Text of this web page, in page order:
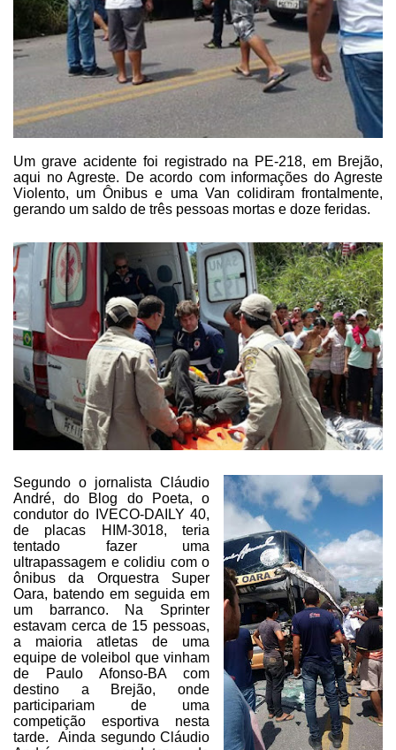
Um grave acidente foi registrado na PE-218, em Brejão,
aqui no Agreste. De acordo com informações do Agreste
Violento, um Ônibus e uma Van colidiram frontalmente,
gerando um saldo de três pessoas mortas e doze feridas.
Segundo o jornalista Cláudio
André, do Blog do Poeta, o
condutor do
IVECO-DAILY 40,
de placas HIM-3018, teria
tentado fazer uma
ultrapassagem e colidiu com o
ônibus da Orquestra Super
Oara, batendo em seguida em
um barranco. Na Sprinter
estavam cerca de 15 pessoas,
a maioria atletas de uma
equipe de voleibol que vinham
de Paulo Afonso-BA com
destino a Brejão, onde
participariam de uma
competição esportiva nesta
tarde.
Ainda segundo Cláudio